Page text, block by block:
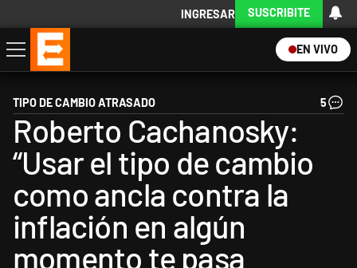
INGRESAR SUSCRIBITE
EN VIVO
Economía
Política
Internacional
Actualidad
Descargá la App
TIPO DE CAMBIO ATRASADO 5
Roberto Cachanosky:
“Usar el tipo de cambio
como ancla contra la
inflación en algún
momento te pasa